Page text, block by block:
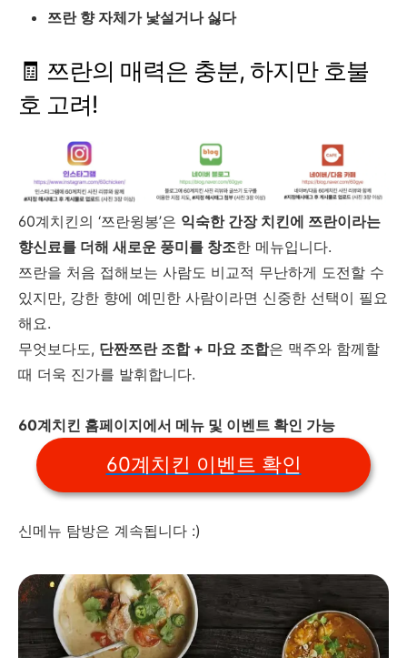
쯔란 향 자체가 낯설거나 싫다
🧾 쯔란의 매력은 충분, 하지만 호불
호 고려!
60계치킨의 ‘쯔란윙봉’은 익숙한 간장 치킨에 쯔란이라는
향신료를 더해 새로운 풍미를 창조한 메뉴입니다.
쯔란을 처음 접해보는 사람도 비교적 무난하게 도전할 수
있지만, 강한 향에 예민한 사람이라면 신중한 선택이 필요
해요.
무엇보다도, 단짠쯔란 조합 + 마요 조합은 맥주와 함께할
때 더욱 진가를 발휘합니다.
60계치킨 홈페이지에서 메뉴 및 이벤트 확인 가능
60계치킨 이벤트 확인
신메뉴 탐방은 계속됩니다 :)